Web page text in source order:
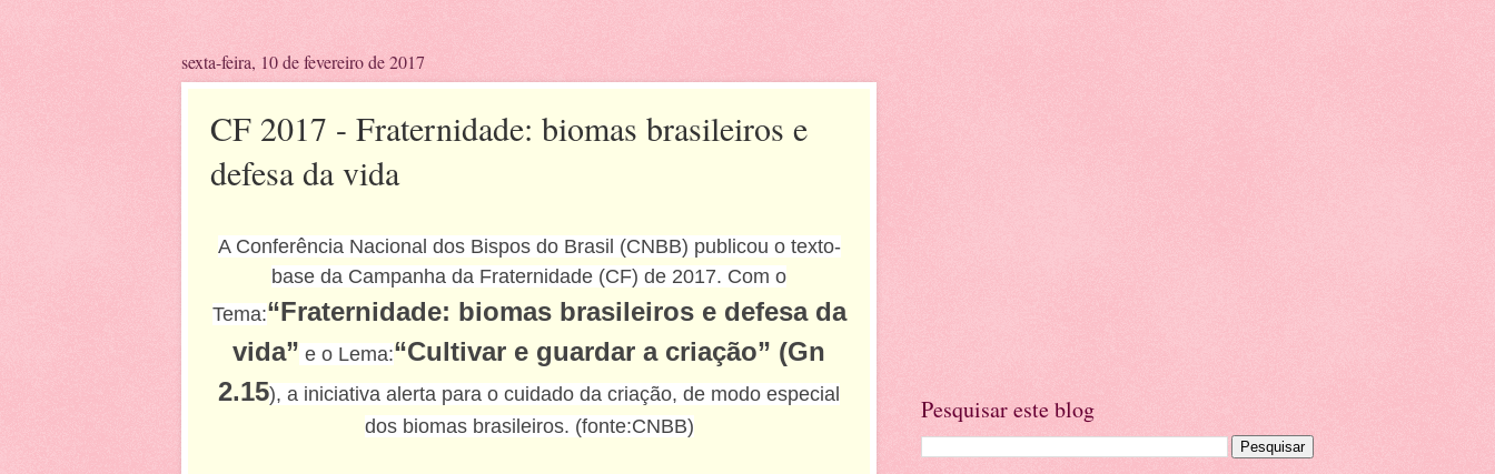
sexta-feira, 10 de fevereiro de 2017
CF 2017 - Fraternidade: biomas brasileiros e
defesa da vida
A Conferência Nacional dos Bispos do Brasil (CNBB) publicou o texto-
base da Campanha da Fraternidade (CF) de 2017. Com o
Tema:“Fraternidade: biomas brasileiros e defesa da
vida” e o Lema:“Cultivar e guardar a criação” (Gn
2.15), a iniciativa alerta para o cuidado da criação, de modo especial
dos biomas brasileiros. (fonte:CNBB)
Pesquisar este blog